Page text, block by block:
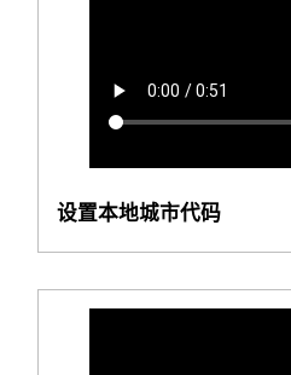
设置本地城市代码